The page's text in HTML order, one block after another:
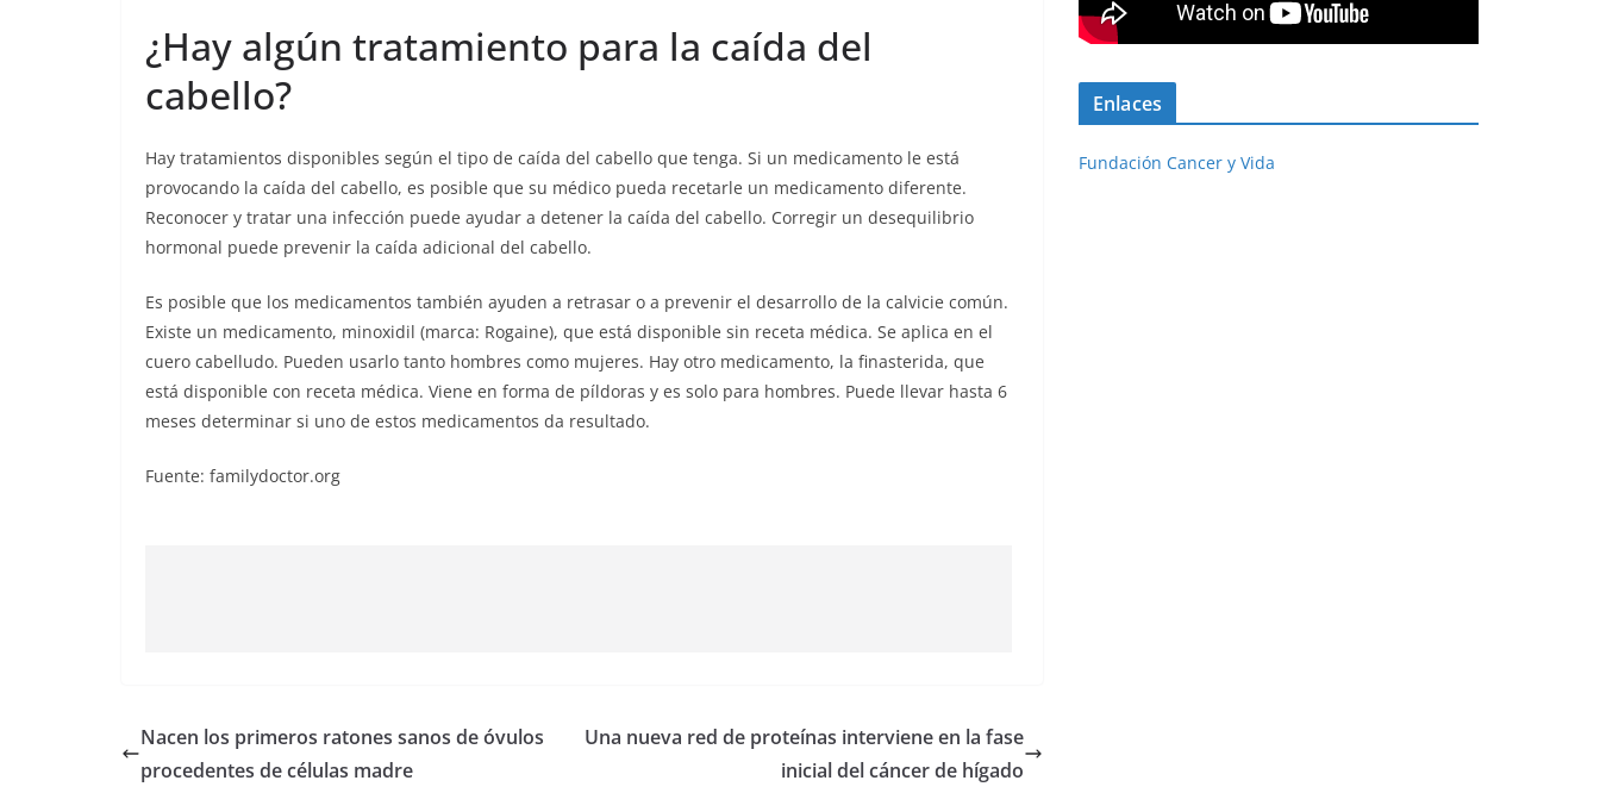
¿Hay algún tratamiento para la caída del
cabello?
Hay tratamientos disponibles según el tipo de caída del cabello que tenga. Si un medicamento le está
provocando la caída del cabello, es posible que su médico pueda recetarle un medicamento diferente.
Reconocer y tratar una infección puede ayudar a detener la caída del cabello. Corregir un desequilibrio
hormonal puede prevenir la caída adicional del cabello.
Es posible que los medicamentos también ayuden a retrasar o a prevenir el desarrollo de la calvicie común.
Existe un medicamento, minoxidil (marca: Rogaine), que está disponible sin receta médica. Se aplica en el
cuero cabelludo. Pueden usarlo tanto hombres como mujeres. Hay otro medicamento, la finasterida, que
está disponible con receta médica. Viene en forma de píldoras y es solo para hombres. Puede llevar hasta 6
meses determinar si uno de estos medicamentos da resultado.
Fuente: familydoctor.org
Nacen los primeros ratones sanos de óvulos
procedentes de células madre
Una nueva red de proteínas interviene en la fase
inicial del cáncer de hígado
Enlaces
Fundación Cancer y Vida